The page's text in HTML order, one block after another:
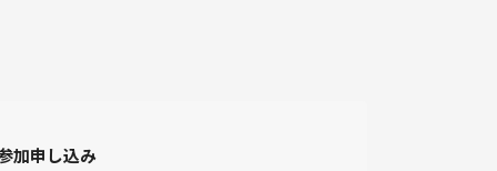
加申し込み